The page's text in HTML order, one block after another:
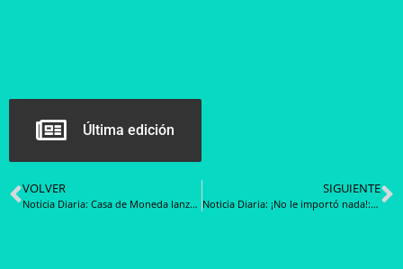
Última edición
VOLVER
Noticia Diaria: Casa de Moneda lanza «billete» de Margot Duhalde
SIGUIENTE
Noticia Diaria: ¡No le importó nada!: Lucas Nervi ganó el oro y hasta lo amonestaron por su épico festejo en Santiago 2023